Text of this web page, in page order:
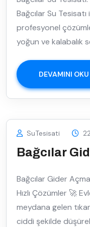
Bağcılar Su Tesisatı
profesyonel
yoğun ve kalabalık
DEVAMINI OKU
SuTesisati
Bağcılar
Bağcılar Gider
Hızlı Çözümler 🚀
meydana gelen
ciddi şekilde